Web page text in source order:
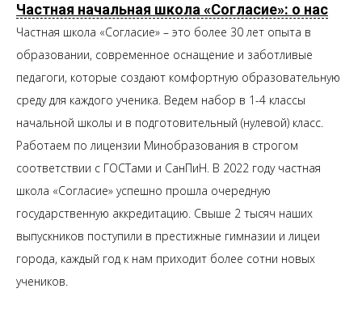
Частная начальная школа «Согласие»: о нас
Частная школа «Согласие» – это более 30 лет опыта в
образовании, современное оснащение и заботливые
педагоги, которые создают комфортную образовательную
среду для каждого ученика. Ведем набор в 1-4 классы
начальной школы и в подготовительный (нулевой) класс.
Работаем по лицензии Минобразования в строгом
соответствии с ГОСТами и СанПиН. В 2022 году частная
школа «Согласие» успешно прошла очередную
государственную аккредитацию. Свыше 2 тысяч наших
выпускников поступили в престижные гимназии и лицеи
города, каждый год к нам приходит более сотни новых
учеников.